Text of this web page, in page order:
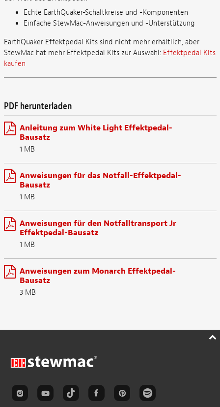
Echte EarthQuaker-Schaltkreise und -Komponenten
Einfache StewMac-Anweisungen und -Unterstützung
EarthQuaker Effektpedal Kits sind nicht mehr erhältlich, aber
StewMac hat mehr Effektpedal Kits zur Auswahl: Effektpedal Kits
kaufen
PDF herunterladen
Anleitung zum White Light Effektpedal-
Bausatz
1 MB
Anweisungen für das Notfall-Effektpedal-
Bausatz
1 MB
Anweisungen für den Notfalltransport Jr
Effektpedal-Bausatz
1 MB
Anweisungen zum Monarch Effektpedal-
Bausatz
3 MB